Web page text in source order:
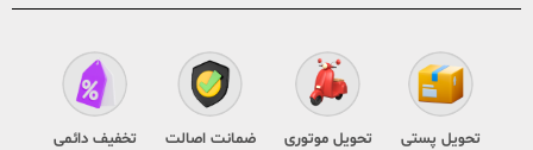
تحویل پستی تحویل موتوری ضمانت اصالت تخفیف دائمی